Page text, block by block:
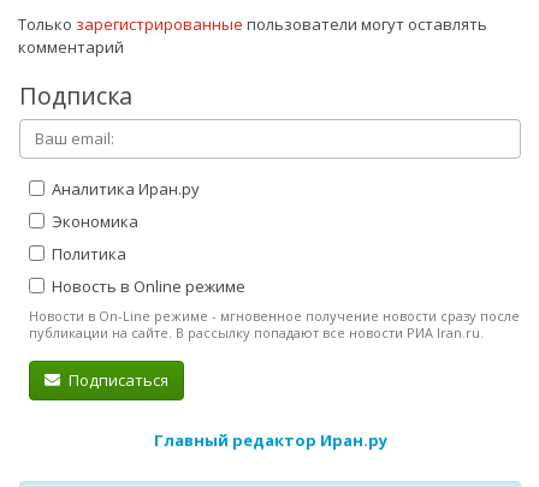
Только зарегистрированные пользователи могут оставлять
комментарий
Подписка
Аналитика Иран.ру
Экономика
Политика
Новость в Online режиме
Новости в On-Line режиме - мгновенное получение новости сразу после
публикации на сайте. В рассылку попадают все новости РИА Iran.ru.
Подписаться
Главный редактор Иран.ру